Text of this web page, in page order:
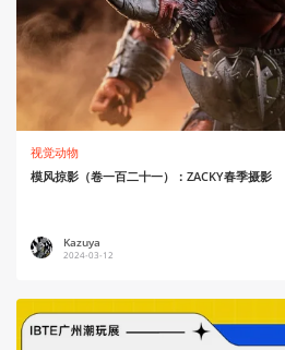
视觉动物
模风掠影（卷一百二十一）：ZACKY春季摄影
Kazuya
2024-03-12